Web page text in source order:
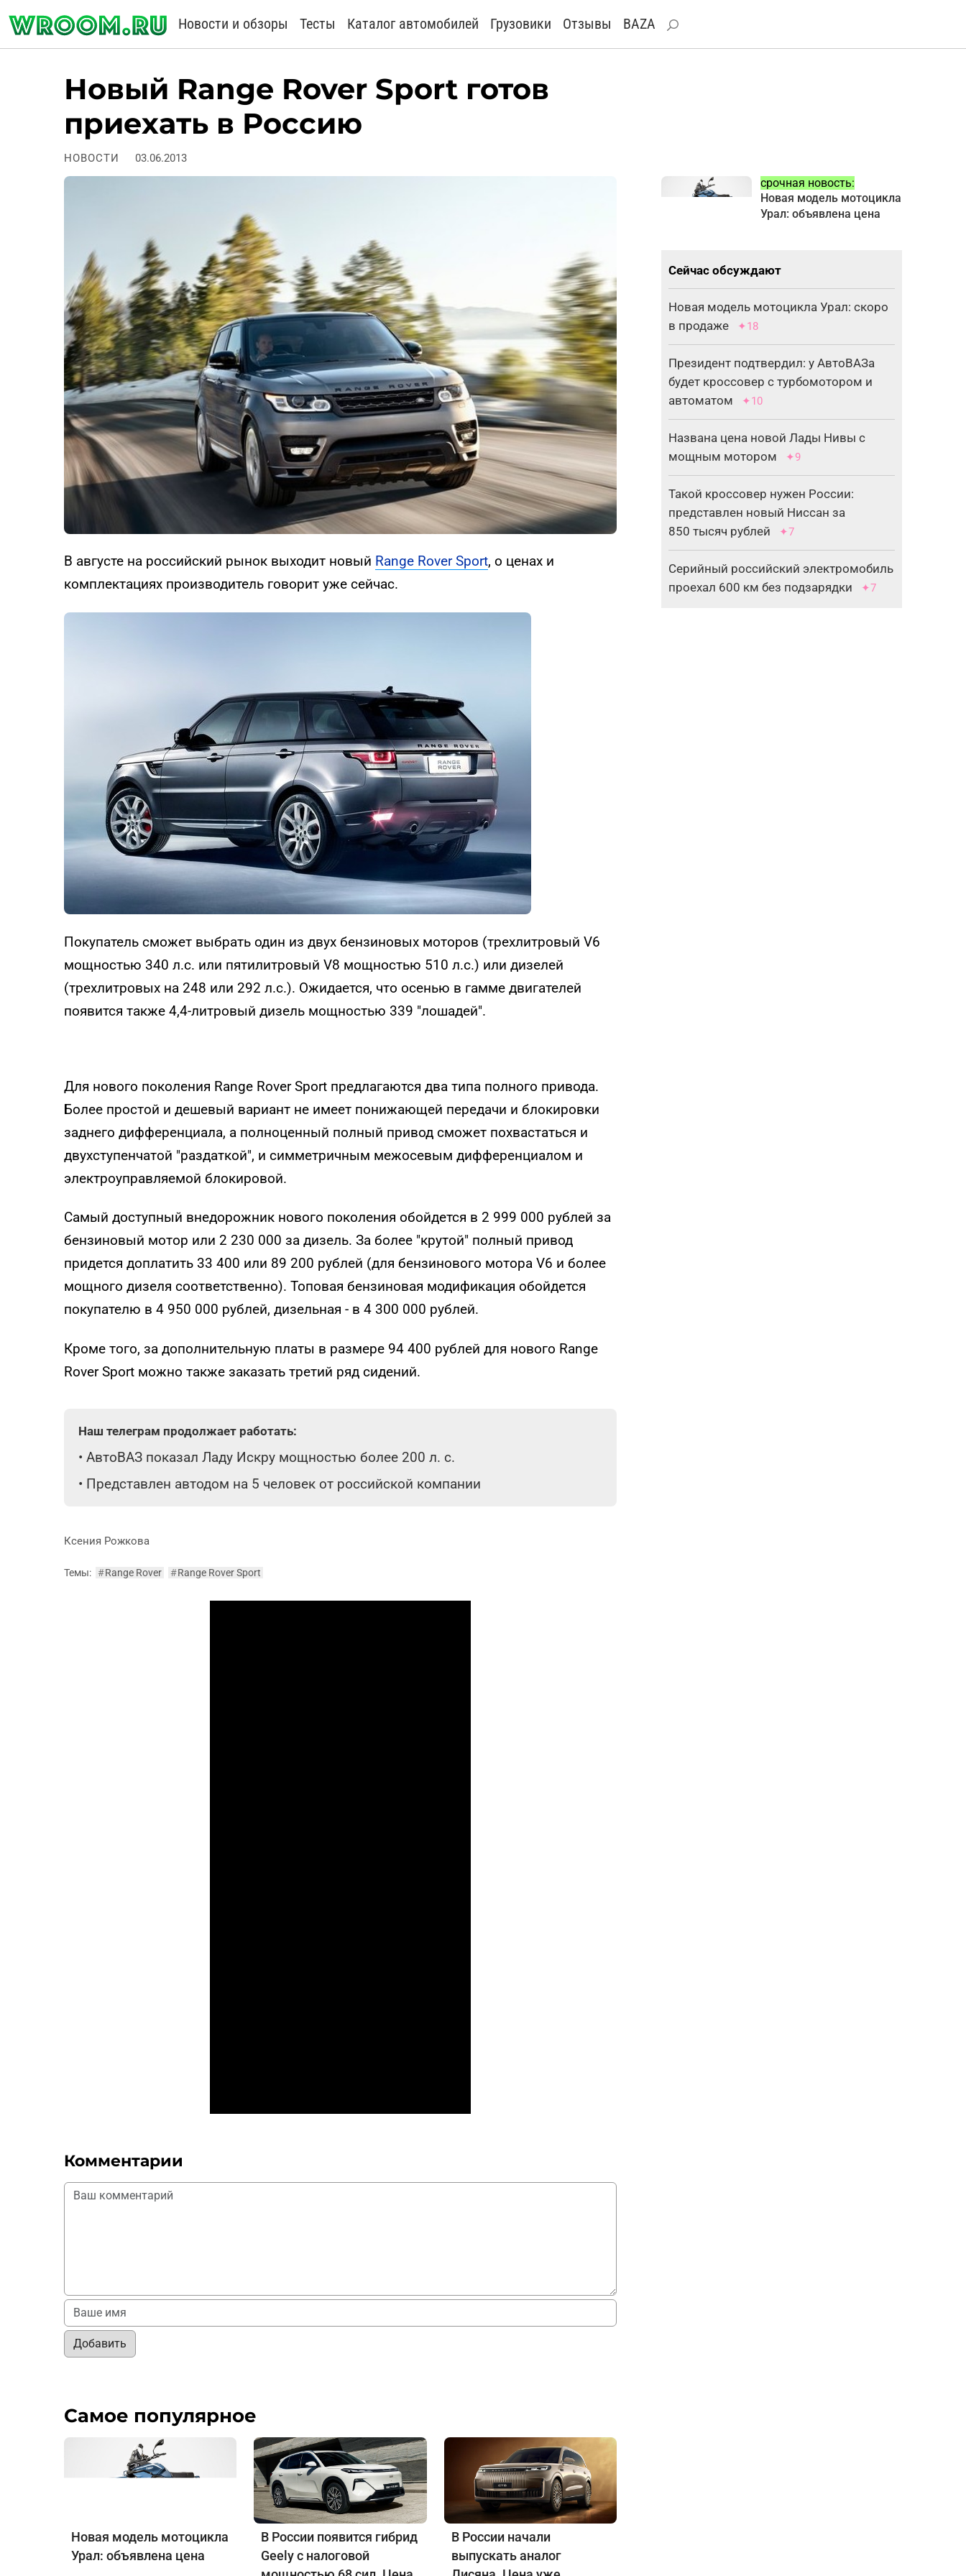
Новости и обзоры Тесты Каталог автомобилей Грузовики Отзывы BAZA
Новый Range Rover Sport готов
приехать в Россию
НОВОСТИ 03.06.2013
В августе на российский рынок выходит новый Range Rover Sport, о ценах и
комплектациях производитель говорит уже сейчас.
Покупатель сможет выбрать один из двух бензиновых моторов (трехлитровый V6
мощностью 340 л.с. или пятилитровый V8 мощностью 510 л.с.) или дизелей
(трехлитровых на 248 или 292 л.с.). Ожидается, что осенью в гамме двигателей
появится также 4,4-литровый дизель мощностью 339 "лошадей".
Для нового поколения Range Rover Sport предлагаются два типа полного привода.
Более простой и дешевый вариант не имеет понижающей передачи и блокировки
заднего дифференциала, а полноценный полный привод сможет похвастаться и
двухступенчатой "раздаткой", и симметричным межосевым дифференциалом и
электроуправляемой блокировой.
Самый доступный внедорожник нового поколения обойдется в 2 999 000 рублей за
бензиновый мотор или 2 230 000 за дизель. За более "крутой" полный привод
придется доплатить 33 400 или 89 200 рублей (для бензинового мотора V6 и более
мощного дизеля соответственно). Топовая бензиновая модификация обойдется
покупателю в 4 950 000 рублей, дизельная - в 4 300 000 рублей.
Кроме того, за дополнительную платы в размере 94 400 рублей для нового Range
Rover Sport можно также заказать третий ряд сидений.
Наш телеграм продолжает работать:
• АвтоВАЗ показал Ладу Искру мощностью более 200 л. с.
• Представлен автодом на 5 человек от российской компании
Ксения Рожкова
Темы: #Range Rover #Range Rover Sport
Комментарии
Добавить
Самое популярное
Новая модель мотоцикла
Урал: объявлена цена
В России появится гибрид
Geely с налоговой
В России начали
выпускать аналог
срочная новость:
Новая модель мотоцикла
Урал: объявлена цена
Сейчас обсуждают
Новая модель мотоцикла Урал: скоро
в продаже
✦18
Президент подтвердил: у АвтоВАЗа
будет кроссовер с турбомотором и
автоматом
✦10
Названа цена новой Лады Нивы с
мощным мотором
✦9
Такой кроссовер нужен России:
представлен новый Ниссан за
850 тысяч рублей
✦7
Серийный российский электромобиль
проехал 600 км без подзарядки
✦7